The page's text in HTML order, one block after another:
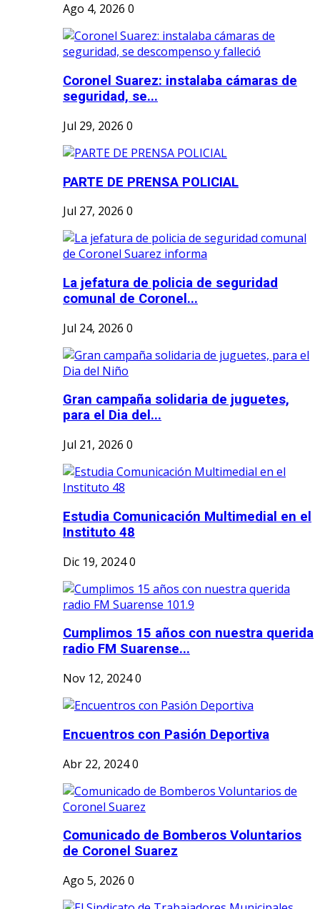
Ago 4, 2026 0
Coronel Suarez: instalaba cámaras de
seguridad, se...
Jul 29, 2026 0
PARTE DE PRENSA POLICIAL
Jul 27, 2026 0
La jefatura de policia de seguridad
comunal de Coronel...
Jul 24, 2026 0
Gran campaña solidaria de juguetes,
para el Dia del...
Jul 21, 2026 0
Estudia Comunicación Multimedial en el
Instituto 48
Dic 19, 20240
Cumplimos 15 años con nuestra querida
radio FM Suarense...
Nov 12, 20240
Encuentros con Pasión Deportiva
Abr 22, 20240
Comunicado de Bomberos Voluntarios
de Coronel Suarez
Ago 5, 2026 0